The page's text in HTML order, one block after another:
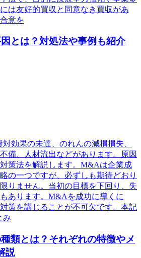
は友好的買収と同意なき買収があ
意を
とは？対処法や事例も紹介
効果の未達、のれんの減損損失、
備、人材流出などがあります。原因
策法を解説します。M&Aは企業成
の一つですが、必ずしも期待どおり
りません。当初の目標を下回り、失
あります。M&Aを成功に導くに
策を講じることが不可欠です。本記
み
類とは？それぞれの特徴やメ
説